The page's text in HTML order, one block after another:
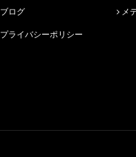
ブログ
プライバシーポリシー
メ